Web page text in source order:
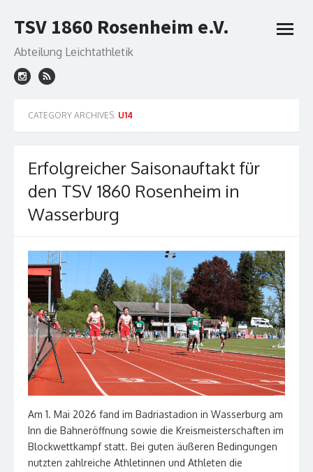
to
TSV 1860 Rosenheim e.V.
Abteilung Leichtathletik
open
CATEGORY ARCHIVES: U14
Erfolgreicher Saisonauftakt für
den TSV 1860 Rosenheim in
Wasserburg
Am 1. Mai 2026 fand im Badriastadion in Wasserburg am
Inn die Bahneröffnung sowie die Kreismeisterschaften im
Blockwettkampf statt. Bei guten äußeren Bedingungen
nutzten zahlreiche Athletinnen und Athleten die